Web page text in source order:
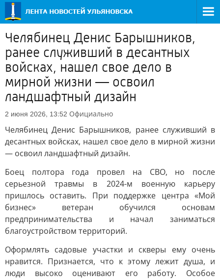
Челябинец Денис Барышников,
ранее служивший в десантных
войсках, нашел свое дело в
мирной жизни — освоил
ландшафтный дизайн
2 июня 2026, 13:52 Официально
Челябинец Денис Барышников, ранее служивший в
десантных войсках, нашел свое дело в мирной жизни
— освоил ландшафтный дизайн.
Боец полтора года провел на СВО, но после
серьезной травмы в 2024-м военную карьеру
пришлось оставить. При поддержке центра «Мой
бизнес» ветеран обучился основам
предпринимательства и начал заниматься
благоустройством территорий.
Оформлять садовые участки и скверы ему очень
нравится. Признается, что к этому лежит душа, и
люди высоко оценивают его работу. Особое